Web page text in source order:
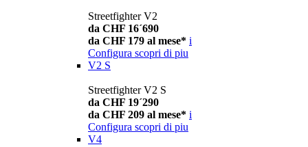
Streetfighter V2
da CHF 16´690
da CHF 179 al mese* i
Configura scopri di piu
V2 S
Streetfighter V2 S
da CHF 19´290
da CHF 209 al mese* i
Configura scopri di piu
V4